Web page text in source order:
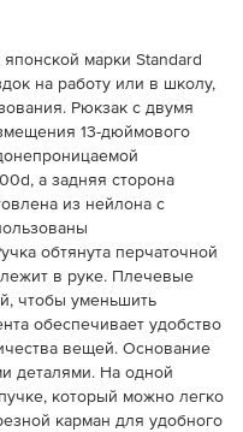
марки Standard
на работу или в школу,
. Рюкзак с двумя
13-дюймового
а задняя сторона
из нейлона с
обтянута перчаточной
в руке. Плечевые
чтобы уменьшить
обеспечивает удобство
вещей. Основание
деталями. На одной
который можно легко
карман для удобного